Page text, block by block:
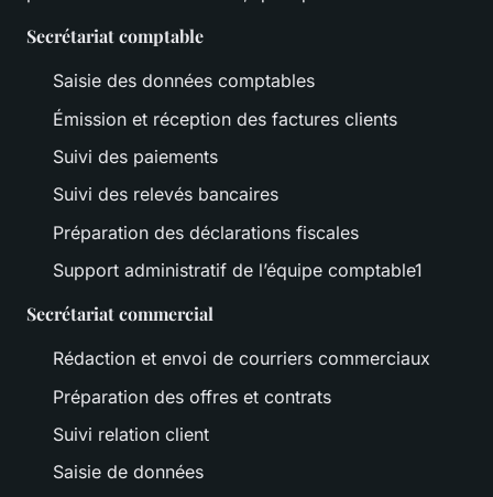
Secrétariat comptable
Saisie des données comptables
Émission et réception des factures clients
Suivi des paiements
Suivi des relevés bancaires
Préparation des déclarations fiscales
Support administratif de l’équipe comptable1
Secrétariat commercial
Rédaction et envoi de courriers commerciaux
Préparation des offres et contrats
Suivi relation client
Saisie de données